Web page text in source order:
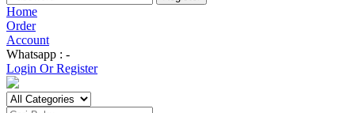
Home
Order
Account
Whatsapp : -
Login Or Register